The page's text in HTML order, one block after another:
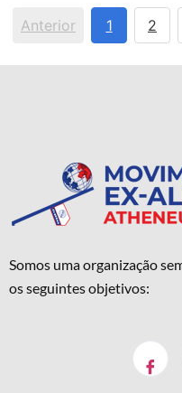
Anterior 1 2
Somos uma organização
os seguintes objetivos: